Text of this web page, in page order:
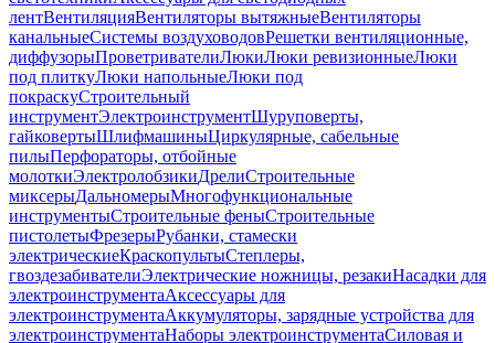
лентВентиляцияВентиляторы вытяжныеВентиляторы
канальныеСистемы воздуховодовРешетки вентиляционные,
диффузорыПроветривателиЛюкиЛюки ревизионныеЛюки
под плиткуЛюки напольныеЛюки под
покраскуСтроительный
инструментЭлектроинструментШуруповерты,
гайковертыШлифмашиныЦиркулярные, сабельные
пилыПерфораторы, отбойные
молоткиЭлектролобзикиДрелиСтроительные
миксерыДальномерыМногофункциональные
инструментыСтроительные феныСтроительные
пистолетыФрезерыРубанки, стамески
электрическиеКраскопультыСтеплеры,
гвоздезабивателиЭлектрические ножницы, резакиНасадки для
электроинструментаАксессуары для
электроинструментаАккумуляторы, зарядные устройства для
электроинструментаНаборы электроинструментаСиловая и